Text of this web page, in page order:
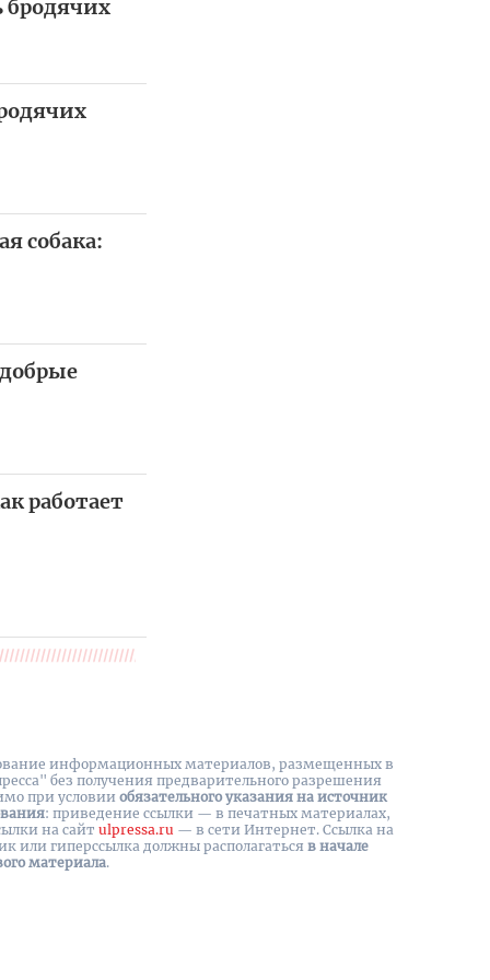
бродячих
собака:
работает
информационных материалов, размещенных в
без получения предварительного разрешения
при условии обязательного указания на источник
: приведение ссылки — в печатных материалах,
на cайт ulpressa.ru — в сети Интернет. Ссылка на
или гиперссылка должны располагаться в начале
материала.